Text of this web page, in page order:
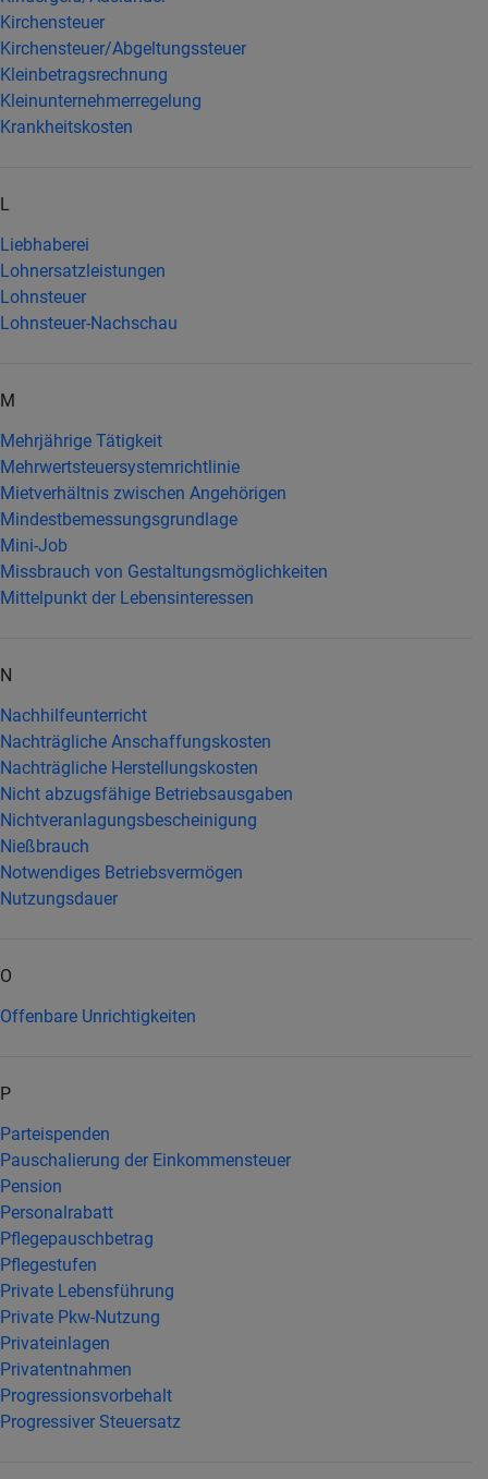
Kirchensteuer
Kirchensteuer/Abgeltungssteuer
Kleinbetragsrechnung
Kleinunternehmerregelung
Krankheitskosten
L
Liebhaberei
Lohnersatzleistungen
Lohnsteuer
Lohnsteuer-Nachschau
M
Mehrjährige Tätigkeit
Mehrwertsteuersystemrichtlinie
Mietverhältnis zwischen Angehörigen
Mindestbemessungsgrundlage
Mini-Job
Missbrauch von Gestaltungsmöglichkeiten
Mittelpunkt der Lebensinteressen
N
Nachhilfeunterricht
Nachträgliche Anschaffungskosten
Nachträgliche Herstellungskosten
Nicht abzugsfähige Betriebsausgaben
Nichtveranlagungsbescheinigung
Nießbrauch
Notwendiges Betriebsvermögen
Nutzungsdauer
O
Offenbare Unrichtigkeiten
P
Parteispenden
Pauschalierung der Einkommensteuer
Pension
Personalrabatt
Pflegepauschbetrag
Pflegestufen
Private Lebensführung
Private Pkw-Nutzung
Privateinlagen
Privatentnahmen
Progressionsvorbehalt
Progressiver Steuersatz